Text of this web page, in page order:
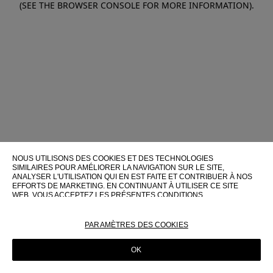
(SEE THE BROWSER CONSOLE FOR MORE INFORMATION).
NOUS UTILISONS DES COOKIES ET DES TECHNOLOGIES
SIMILAIRES POUR AMÉLIORER LA NAVIGATION SUR LE SITE,
ANALYSER L'UTILISATION QUI EN EST FAITE ET CONTRIBUER À NOS
EFFORTS DE MARKETING. EN CONTINUANT À UTILISER CE SITE
WEB, VOUS ACCEPTEZ LES PRÉSENTES CONDITIONS
POUR PLUS D'INFORMATIONS SUR CES TECHNOLOGIES ET LEUR
POLITIQUE EN MATIÈRE DE COOKIES
PARAMÈTRES DES COOKIES
OK